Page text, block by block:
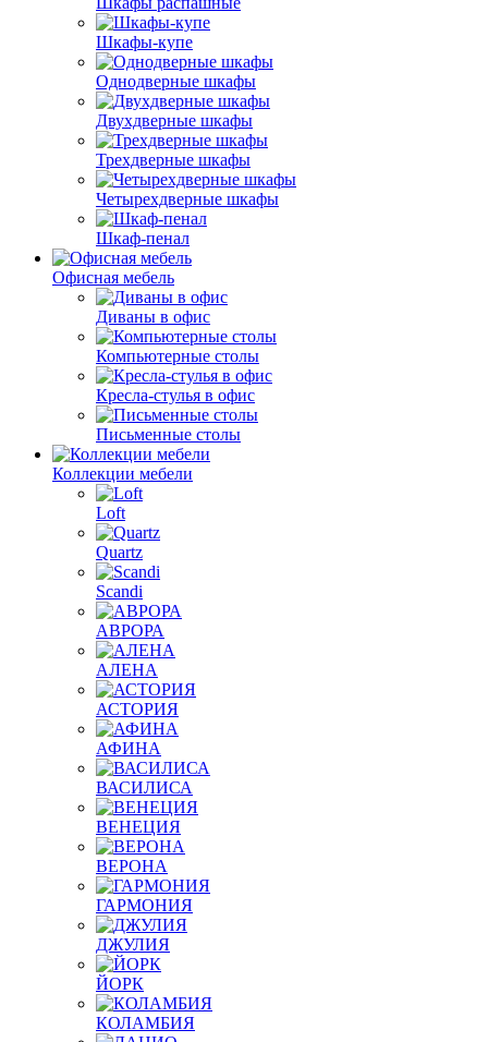
Шкафы-купе
Однодверные шкафы
Двухдверные шкафы
Трехдверные шкафы
Четырехдверные шкафы
Шкаф-пенал
Офисная мебель
Диваны в офис
Компьютерные столы
Кресла-стулья в офис
Письменные столы
Коллекции мебели
Loft
Quartz
Scandi
АВРОРА
АЛЕНА
АСТОРИЯ
АФИНА
ВАСИЛИСА
ВЕНЕЦИЯ
ВЕРОНА
ГАРМОНИЯ
ДЖУЛИЯ
ЙОРК
КОЛАМБИЯ